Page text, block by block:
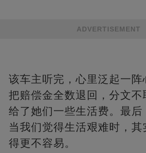
ADVERTISEMENT
该车主听完，心里泛起一阵
把赔偿金全数退回，分文不
给了她们一些生活费。最后
当我们觉得生活艰难时，其
得更不容易。